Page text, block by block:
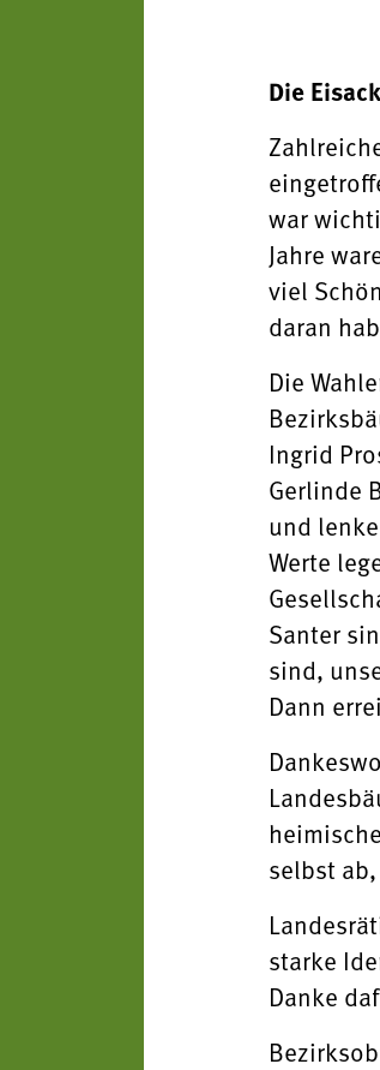
Die
war
Jahre
viel
daran
Die
Ingrid
Gerlinde
und
Werte
Santer
sind,
Dann
selbst
starke
Danke